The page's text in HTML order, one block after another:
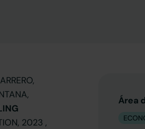
2023 ,
Área